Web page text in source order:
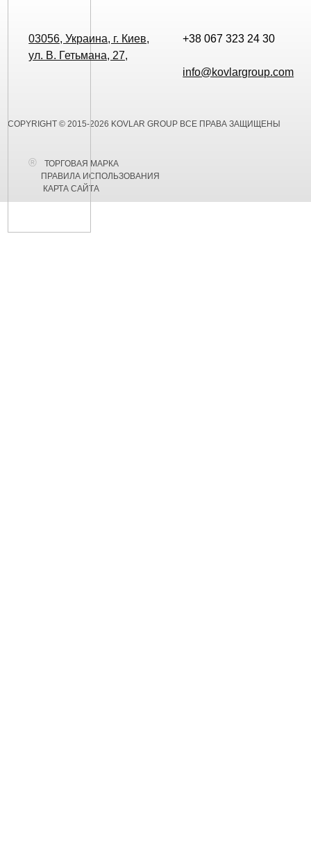
03056, Украина, г. Киев,
ул. В. Гетьмана, 27,
+38 067 323 24 30
info@kovlargroup.com
COPYRIGHT © 2015-2026 KOVLAR GROUP ВСЕ ПРАВА ЗАЩИЩЕНЫ
ТОРГОВАЯ МАРКА
ПРАВИЛА ИСПОЛЬЗОВАНИЯ
КАРТА САЙТА